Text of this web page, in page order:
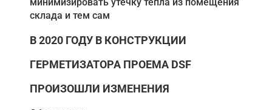
склада и тем сам
В 2020 ГОДУ В КОНСТРУКЦИИ
ГЕРМЕТИЗАТОРА ПРОЕМА DSF
ПРОИЗОШЛИ ИЗМЕНЕНИЯ